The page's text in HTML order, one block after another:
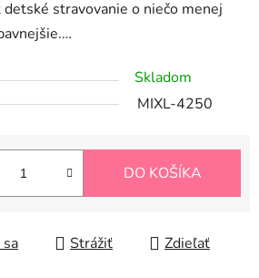
stravovanie o niečo menej
Skladom
MIXL-4250
DO KOŠÍKA
Strážiť Zdieľať